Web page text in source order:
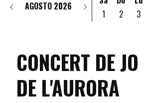
AGOSTO 2026
1
2
3
CONCERT DE
DE L'AURORA